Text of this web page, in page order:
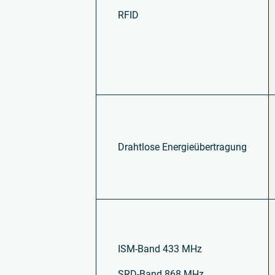
RFID
Drahtlose Energieübertragung
ISM-Band 433 MHz